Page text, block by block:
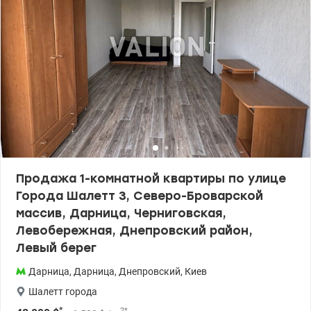
таких как салоны красоты, кафе, рестораны, химчистки и
многое другое. Приглашаю на просмотр – это пространство
стоит увидеть и лично ощутить все преимущества! Цена 90 000
у.е. Марина, тел.: 063 392 35 35 Valion.ua/1154022
Продажа 1-комнатной квартиры по улице
Города Шалетт 3, Северо-Броварской
массив, Дарница, Черниговская,
Левобережная, Днепровский район,
Левый берег
Дарница, Дарница, Днепровский, Киев
Шалетт города